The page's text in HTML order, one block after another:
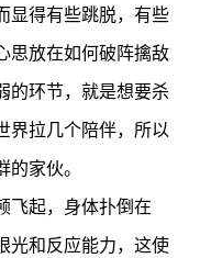
显得有些跳脱，有些
思放在如何破阵擒敌
的环节，就是想要杀
界拉几个陪伴，所以
家伙。
起，身体扑倒在
光和反应能力，这使